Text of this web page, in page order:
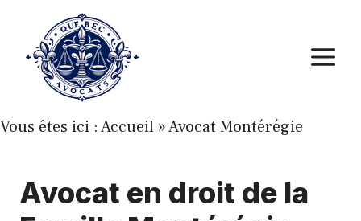
contenu
Vous êtes ici :Accueil »Avocat Montérégie
Avocat en droit de la